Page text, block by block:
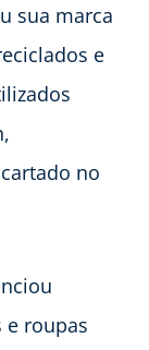
sua marca
e
no
e roupas